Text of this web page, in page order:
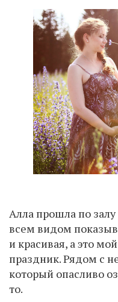
Алла прошла по
всем видом
и красивая, а это
праздник. Рядом с
который опасливо
то.